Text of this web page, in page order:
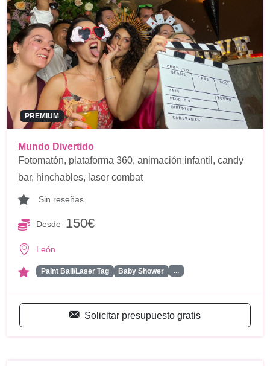
PREMIUM
Mundo Divertido
Fotomatón, plataforma 360, animación infantil, candy
bar, hinchables, laser combat
Sin reseñas
Desde 150€
León
Paint Ball/Laser Tag Baby Shower ...
Solicitar presupuesto gratis